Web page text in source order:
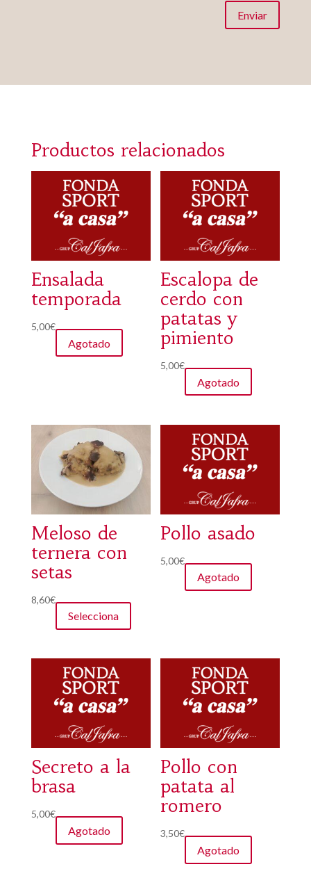
Enviar
Productos relacionados
Ensalada
temporada
5,00€
Agotado
Escalopa de
cerdo con
patatas y
pimiento
5,00€
Agotado
Meloso de
ternera con
setas
8,60€
Selecciona
Pollo asado
5,00€
Agotado
Secreto a la
brasa
5,00€
Agotado
Pollo con
patata al
romero
3,50€
Agotado